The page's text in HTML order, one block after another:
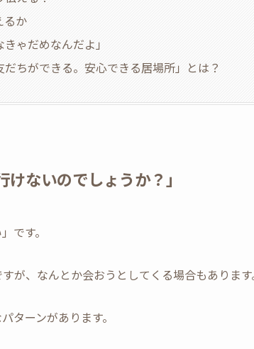
るか
ゃだめなんだよ」
ちができる。安心できる居場所」とは？
けないのでしょうか？」
です。
が、なんとか会おうとしてくる場合もあります
ターンがあります。